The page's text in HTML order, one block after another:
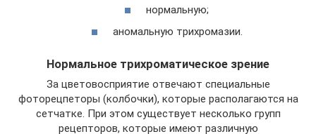
нормальную;
аномальную трихромазии.
Нормальное трихроматическое зрение
За цветовосприятие отвечают специальные
фоторецпеторы (колбочки), которые располагаются на
сетчатке. При этом существует несколько групп
рецепторов, которые имеют различную